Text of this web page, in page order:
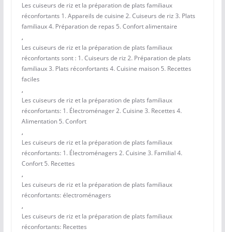
Les cuiseurs de riz et la préparation de plats familiaux
réconfortants 1. Appareils de cuisine 2. Cuiseurs de riz 3. Plats
familiaux 4. Préparation de repas 5. Confort alimentaire
,
Les cuiseurs de riz et la préparation de plats familiaux
réconfortants sont : 1. Cuiseurs de riz 2. Préparation de plats
familiaux 3. Plats réconfortants 4. Cuisine maison 5. Recettes
faciles
,
Les cuiseurs de riz et la préparation de plats familiaux
réconfortants: 1. Électroménager 2. Cuisine 3. Recettes 4.
Alimentation 5. Confort
,
Les cuiseurs de riz et la préparation de plats familiaux
réconfortants: 1. Électroménagers 2. Cuisine 3. Familial 4.
Confort 5. Recettes
,
Les cuiseurs de riz et la préparation de plats familiaux
réconfortants: électroménagers
,
Les cuiseurs de riz et la préparation de plats familiaux
réconfortants: Recettes